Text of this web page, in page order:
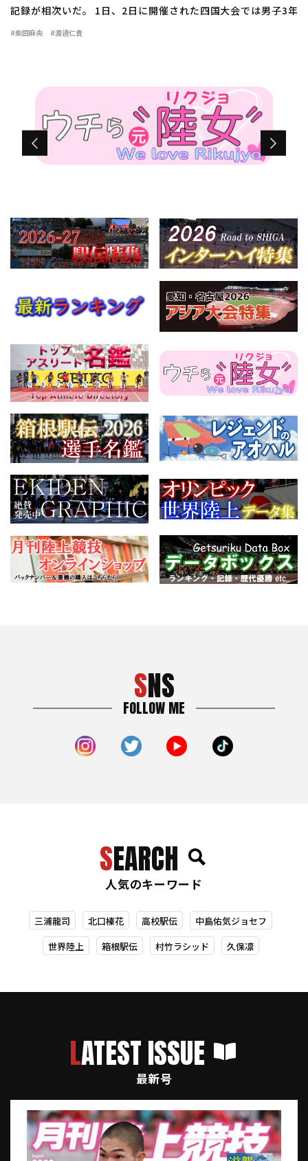
記録が相次いだ。 1日、2日に開催された四国大会では男子3年
100mで好川翔太（三木3香川）が10秒76（＋0.8）の大会新記録で
#柴田麻央 #渡邉仁貴
SNS
FOLLOW ME
SEARCH
人気のキーワード
三浦龍司 北口榛花 高校駅伝 中島佑気ジョセフ
世界陸上 箱根駅伝 村竹ラシッド 久保凛
LATEST ISSUE
最新号